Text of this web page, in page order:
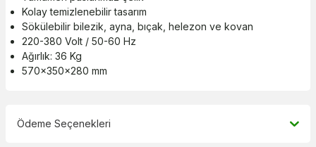
Kolay temizlenebilir tasarım
Sökülebilir bilezik, ayna, bıçak, helezon ve kovan
220-380 Volt / 50-60 Hz
Ağırlık: 36 Kg
570x350x280 mm
Ödeme Seçenekleri